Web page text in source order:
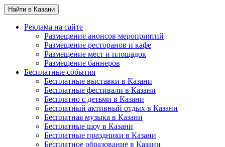
Найти в Казани
Реклама на сайте
Размещение анонсов мероприятий
Размещение ресторанов и кафе
Размещение мест и площадок
Размещение баннеров
Бесплатные события
Бесплатные выставки в Казани
Бесплатные фестивали в Казани
Бесплатно с детьми в Казани
Бесплатный активный отдых в Казани
Бесплатная музыка в Казани
Бесплатные шоу в Казани
Бесплатные праздники в Казани
Бесплатное образование в Казани